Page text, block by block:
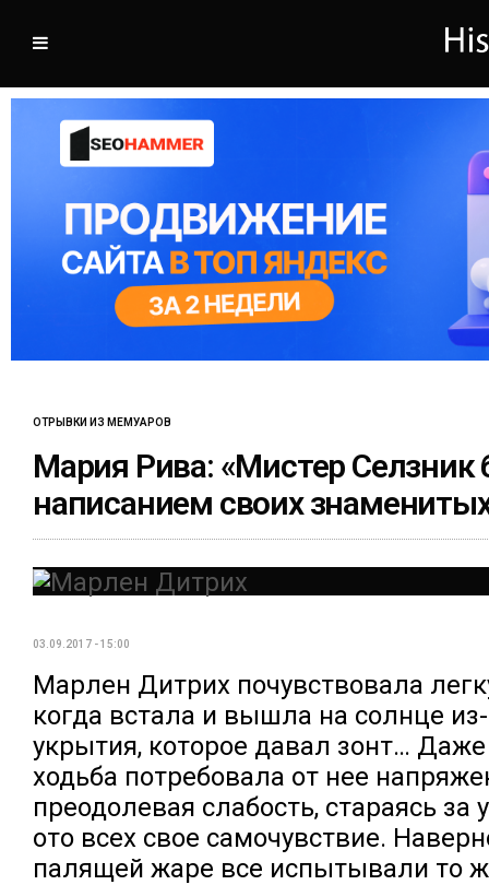
ОТРЫВКИ ИЗ МЕМУАРОВ
Мария Рива: «Мистер Селзник
написанием своих
03.09.2017 - 15:00
Марлен Дитрих почувствовала
когда встала и вышла на солнце
укрытия, которое давал зонт…
ходьба потребовала от нее
преодолевая слабость, стараясь
ото всех свое самочувствие.
палящей жаре все испытывали то